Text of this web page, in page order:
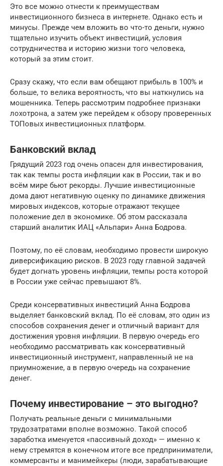
Это все можно отнести к преимуществам
инвестиционного бизнеса в интернете. Однако есть и
минусы. Прежде чем вложить во что-то деньги, нужно
тщательно изучить объект инвестиций, условия
сотрудничества и историю жизни того человека,
который за этим стоит.
Сразу скажу, что если вам обещают прибыль в 100% и
больше, то велика вероятность, что вы наткнулись на
мошенника. Теперь рассмотрим подробнее признаки
лохотрона, а затем уже перейдем к обзору проверенных
ТОПовых инвестиционных платформ.
Банковский вклад
Грядущий 2023 год очень опасен для инвестирования,
так как темпы роста инфляции как в России, так и во
всём мире бьют рекорды. Лучшие инвестиционные
дома дают негативную оценку по динамике движения
мировых индексов, которые отражают текущее
положение дел в экономике. Об этом рассказала
старший аналитик ИАЦ «Альпари» Анна Бодрова.
Поэтому, по её словам, необходимо провести широкую
диверсификацию рисков. В 2023 году главной задачей
будет догнать уровень инфляции, темпы роста которой
в России уже сейчас превышают 8%.
Среди консервативных инвестиций Анна Бодрова
выделяет банковский вклад. По её словам, это один из
способов сохранения денег и отличный вариант для
достижения уровня инфляции. В первую очередь его
необходимо рассматривать как консервативный
инвестиционный инструмент, направленный не на
приумножение, а в первую очередь на сохранение
денег.
Почему инвестирование – это выгодно?
Получать реальные деньги с минимальными
трудозатратами вполне возможно. Такой способ
заработка именуется «пассивный доход» — именно к
нему стремятся в конечном итоге все предприниматели,
коммерсанты и манимейкеры (люди, зарабатывающие